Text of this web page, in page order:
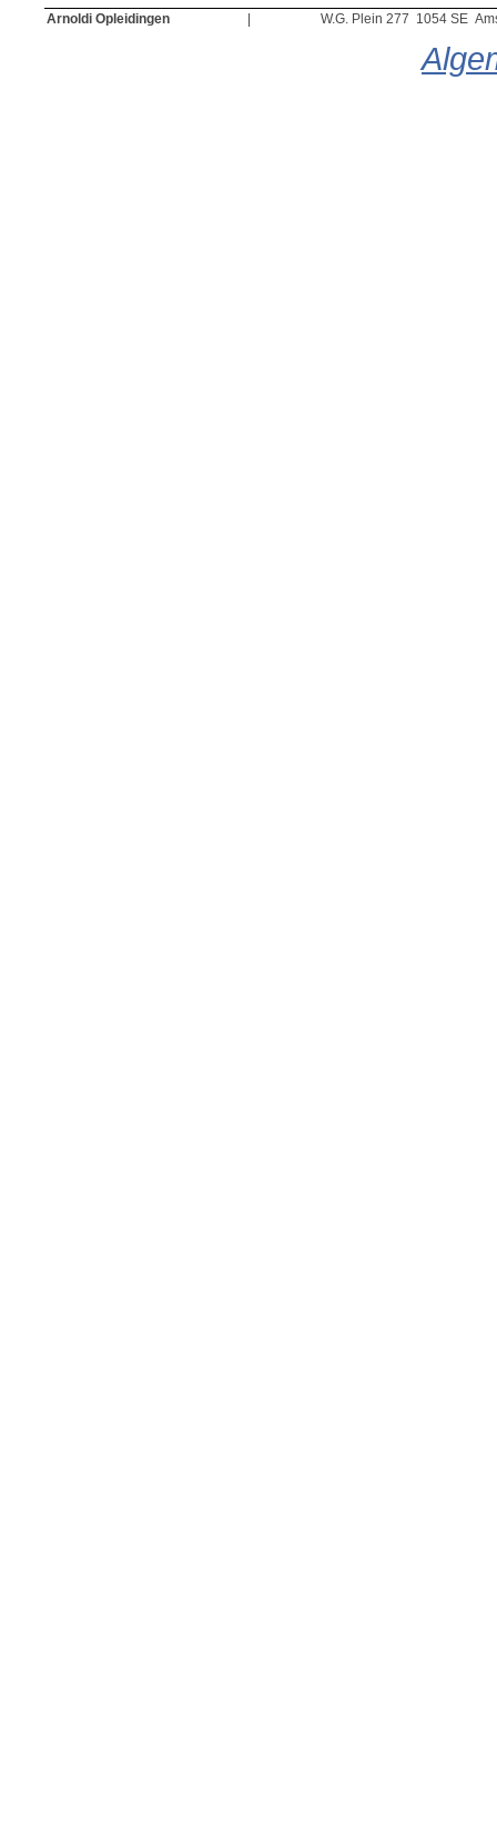
Arnoldi Opleidingen W.G. Plein 277 1054 SE